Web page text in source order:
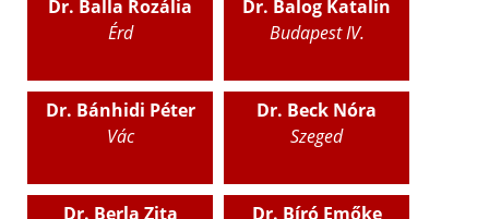
Dr. Balla Rozália
Érd
Dr. Balog Katalin
Budapest IV.
Dr. Bánhidi Péter
Vác
Dr. Beck Nóra
Szeged
Dr. Berla Zita
Dr. Bíró Emőke